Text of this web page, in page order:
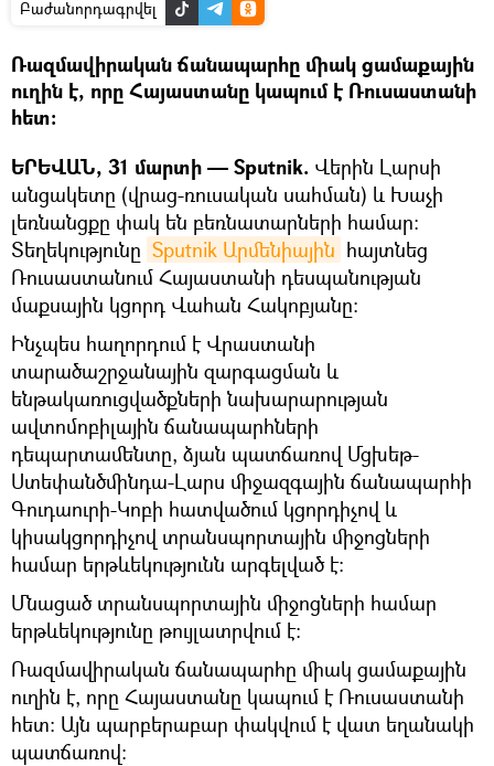
Բաժանորդագրվել
Ռազմավիրական ճանապարհը միակ ցամաքային
ուղին է, որը Հայաստանը կապում է Ռուսաստանի
հետ։
ԵՐԵՎԱՆ, 31 մարտի — Sputnik. Վերին Լարսի
անցակետը (վրաց-ռուսական սահման) և Խաչի
լեռնանցքը փակ են բեռնատարների համար:
Տեղեկությունը Sputnik Արմենիային հայտնեց
Ռուսաստանում Հայաստանի դեսպանության
մաքսային կցորդ Վահան Հակոբյանը։
Ինչպես հաղորդում է Վրաստանի
տարածաշրջանային զարգացման և
ենթակառուցվածքների նախարարության
ավտոմոբիլային ճանապարհների
դեպարտամենտը, ձյան պատճառով Մցխեթ-
Ստեփանծմինդա-Լարս միջազգային ճանապարհի
Գուդաուրի-Կոբի հատվածում կցորդիչով և
կիսակցորդիչով տրանսպորտային միջոցների
համար երթևեկությունն արգելված է:
Մնացած տրանսպորտային միջոցների համար
երթևեկությունը թույլատրվում է:
Ռազմավիրական ճանապարհը միակ ցամաքային
ուղին է, որը Հայաստանը կապում է Ռուսաստանի
հետ։ Այն պարբերաբար փակվում է վատ եղանակի
պատճառով։